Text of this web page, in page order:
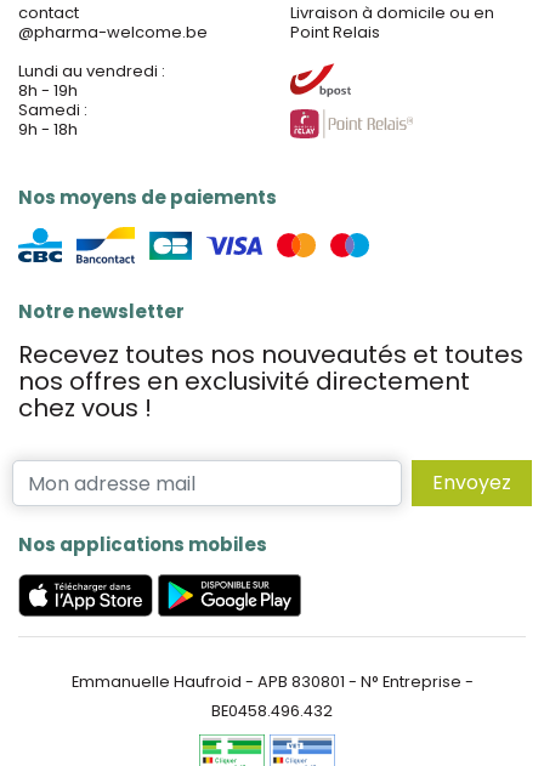
contact
@pharma-welcome.be
Lundi au vendredi :
8h - 19h
Samedi :
9h - 18h
Nos moyens de paiements
Livraison à domicile ou en
Point Relais
Notre newsletter
Recevez toutes nos nouveautés et toutes
nos offres en exclusivité directement
chez vous !
Envoyez
Nos applications mobiles
Emmanuelle Haufroid - APB 830801 - N° Entreprise -
BE0458.496.432